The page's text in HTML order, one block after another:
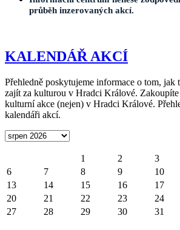
průběh inzerovaných akcí.
KALENDÁŘ AKCÍ
Přehledně poskytujeme informace o tom, jak
zajít za kulturou v Hradci Králové. Zakoupíte
kulturní akce (nejen) v Hradci Králové.
kalendáři akcí.
1 2 3
6
7 8 9 10
13
14 15 16 17
20
21 22 23 24
27
28 29 30 31